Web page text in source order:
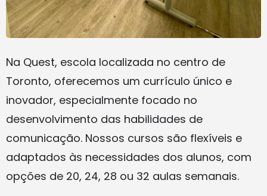
Na Quest, escola localizada no centro de
Toronto, oferecemos um currículo único e
inovador, especialmente focado no
desenvolvimento das habilidades de
comunicação. Nossos cursos são flexíveis e
adaptados às necessidades dos alunos, com
opções de 20, 24, 28 ou 32 aulas semanais.